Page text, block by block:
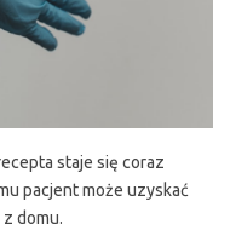
staje się coraz
pacjent może uzyskać
domu.